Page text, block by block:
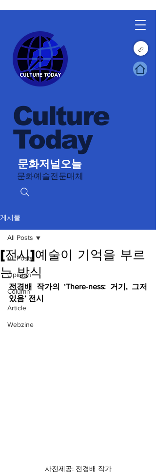
Culture
Today
문화저널오늘
문화예술전문매체
게시물
All Posts
Opinion
Column
Article
Webzine
All Posts
[전시]예술이 기억을 부르
는 방식
전경배 작가의 ‘There-ness: 거기, 그저
있음’ 전시
사진제공: 전경배 작가